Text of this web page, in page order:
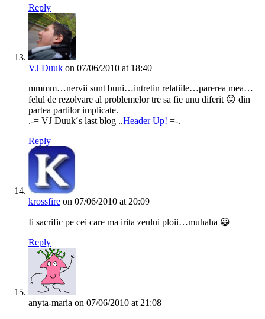
Reply
VJ Duuk on 07/06/2010 at 18:40
mmmm…nervii sunt buni…intretin relatiile…parerea mea…
felul de rezolvare al problemelor tre sa fie unu diferit 😛 din
partea partilor implicate.
.-= VJ Duuk´s last blog ..Header Up! =-.
Reply
krossfire on 07/06/2010 at 20:09
Ii sacrific pe cei care ma irita zeului ploii…muhaha 😀
Reply
anyta-maria on 07/06/2010 at 21:08